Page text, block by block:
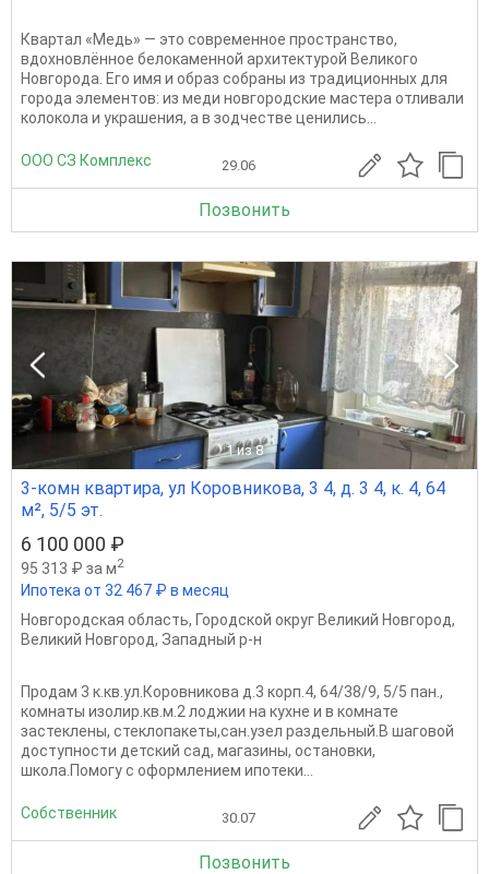
Квартал «Медь» — это современное пространство,
вдохновлённое белокаменной архитектурой Великого
Новгорода. Его имя и образ собраны из традиционных для
города элементов: из меди новгородские мастера отливали
колокола и украшения, а в зодчестве ценились...
ООО СЗ Комплекс 29.06
Позвонить
1 из 8
3-комн квартира, ул Коровникова, 3 4, д. 3 4, к. 4, 64
м², 5/5 эт.
6 100 000 ₽
95 313 ₽ за м2
Ипотека от 32 467 ₽ в месяц
Новгородская область, Городской округ Великий Новгород,
Великий Новгород, Западный р-н
Продам 3 к.кв.ул.Коровникова д.3 корп.4, 64/38/9, 5/5 пан.,
комнаты изолир.кв.м.2 лоджии на кухне и в комнате
застеклены, стеклопакеты,сан.узел раздельный.В шаговой
доступности детский сад, магазины, остановки,
школа.Помогу с оформлением ипотеки...
Собственник 30.07
Позвонить